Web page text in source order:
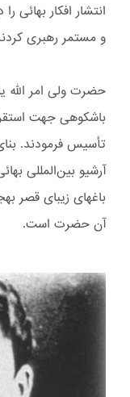
انتشار افکار
و مستمر رهبری
حضرت ولی امر الله
باشكوهی جهت
تأسیس فرمودند.
آرشیو بین‌المللی
باغهای زیبای قصر
آن حضرت است.